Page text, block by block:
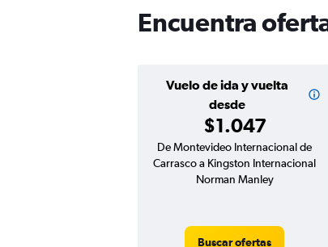
Encuentra
Vuelo de ida y vuelta
desde
$1.047
De Montevideo Internacional de
Carrasco a Kingston Internacional
Norman Manley
Buscar ofertas